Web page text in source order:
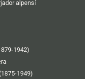
alpensí
1942)
1949)